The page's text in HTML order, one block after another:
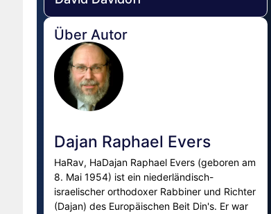
Über Autor
Dajan Raphael Evers
HaRav, HaDajan Raphael Evers (geboren am
8. Mai 1954) ist ein niederländisch-
israelischer orthodoxer Rabbiner und Richter
(Dajan) des Europäischen Beit Din's. Er war